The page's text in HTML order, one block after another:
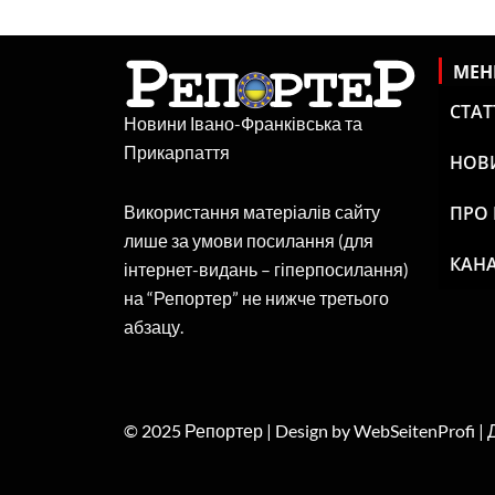
Новини Івано-Франківська та
Прикарпаття
Використання матеріалів сайту
лише за умови посилання (для
інтернет-видань – гіперпосилання)
на “Репортер” не нижче третього
абзацу.
ПРО
© 2025 Репортер | Design by WebSeitenProfi |